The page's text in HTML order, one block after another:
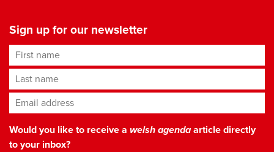
Sign up for our newsletter
First name
Last name
Email address*
Would you like to receive a welsh agendaarticle directly
to your inbox?